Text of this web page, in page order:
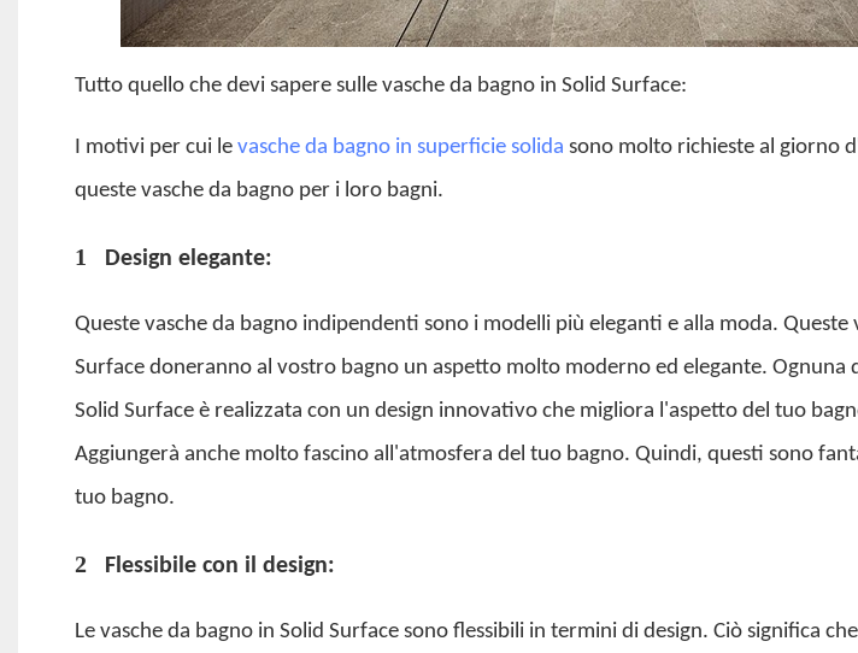
Tutto quello che devi sapere sulle vasche da bagno in Solid Surface:
I motivi per cui le vasche da bagno in superficie solida sono molto richieste al giorno
queste vasche da bagno per i loro bagni.
1 Design elegante:
Queste vasche da bagno indipendenti sono i modelli più eleganti e alla moda. Queste
Surface doneranno al vostro bagno un aspetto molto moderno ed elegante. Ognuna
Solid Surface è realizzata con un design innovativo che migliora l'aspetto del tuo
Aggiungerà anche molto fascino all'atmosfera del tuo bagno. Quindi, questi sono
tuo bagno.
2 Flessibile con il design:
Le vasche da bagno in Solid Surface sono flessibili in termini di design. Ciò significa